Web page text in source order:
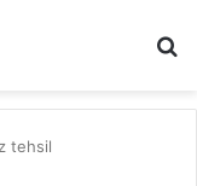
tehsil